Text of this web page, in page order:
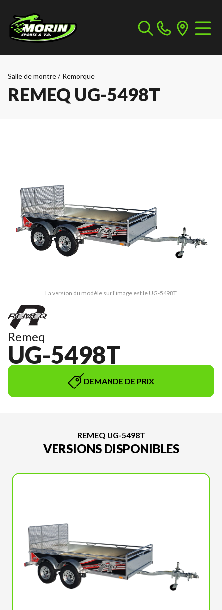
Salle de montre / Remorque
REMEQ UG-5498T
La version du modèle sur l'image est le UG-5498T
Remeq
UG-5498T
DEMANDE DE PRIX
REMEQ UG-5498T
VERSIONS DISPONIBLES